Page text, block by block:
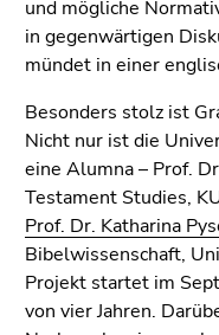
und mögliche
in gegenwärtigen
mündet in einer
Besonders stolz ist
Nicht nur ist die
eine Alumna – Prof.
Testament Studies,
Prof. Dr. Katharina
Bibelwissenschaft,
Projekt startet im
von vier Jahren.